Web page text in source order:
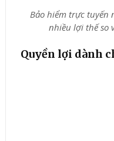
Bảo hiểm trực tuyến
nhiều lợi thế so
Quyền lợi dành